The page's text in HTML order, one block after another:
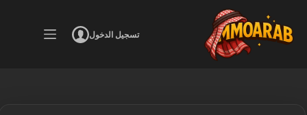
المحتوى
تسجيل الدخول